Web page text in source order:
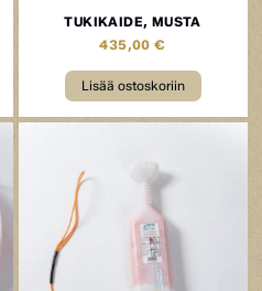
TUKIKAIDE, MUSTA
435,00€
Lisää ostoskoriin